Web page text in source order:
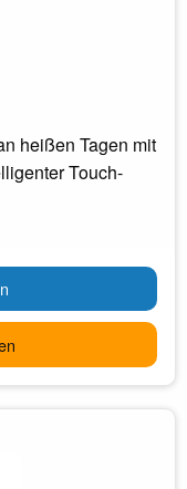
heißen Tagen mit
Touch-